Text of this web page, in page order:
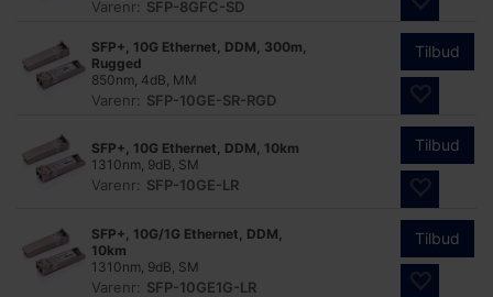
Varenr: SFP-8GFC-SD
SFP+, 10G Ethernet, DDM, 300m,
Rugged
850nm, 4dB, MM
Varenr: SFP-10GE-SR-RGD
Tilbud
SFP+, 10G Ethernet, DDM, 10km
1310nm, 9dB, SM
Varenr: SFP-10GE-LR
Tilbud
SFP+, 10G/1G Ethernet, DDM,
10km
1310nm, 9dB, SM
Varenr: SFP-10GE1G-LR
Tilbud